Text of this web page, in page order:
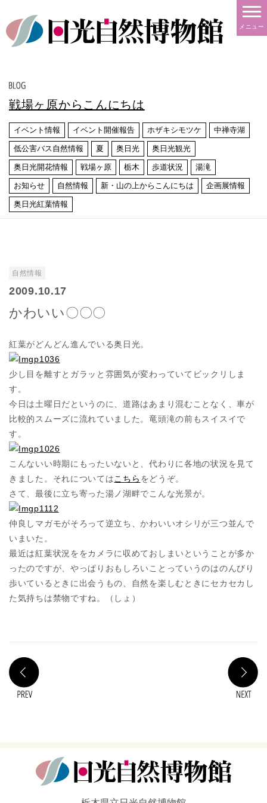
メニュー
戦場ヶ原からこんにちは
イベント情報 イベント開催報告 ホザキシモツケ 中禅寺湖
低公害バス自然情報 夏 奥日光 奥日光観光
奥日光開花情報 戦場ヶ原 栃木 歩道状況 湯滝
お知らせ 自然情報 新・山の上からこんにちは 企画展情報
奥日光紅葉情報
自然情報
2009.10.17
かわいい〇〇〇
紅葉がどんどん進んでいる奥日光。
少し目を離すとガラッと雰囲気が変わっていてビックリしま
す。
今日は土曜日だというのに、道路はあまり混むことなく、車が
比較的スムーズに流れていました。竜頭滝の前もスイスイで
す。
こんないい時期にもったいないと、代わりに各地の状況を見て
きました。それについてはこちら をどうぞ。
さて、最後に立ち寄った湯ノ湖畔でこんな光景が。
仲良しマガモがそろって逆立ち、かわいいオシリが三つ並んで
いまいた。
最近は紅葉状況ををカメラに収めておしまいということが多か
ったのですが、やっぱりおもしろいことっていうのはのんびり
歩いているときに出会うもの、自然を楽しむときにセカセカし
た気持ちは禁物ですね。（しょ）